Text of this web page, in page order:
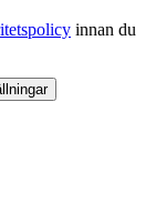
innan du